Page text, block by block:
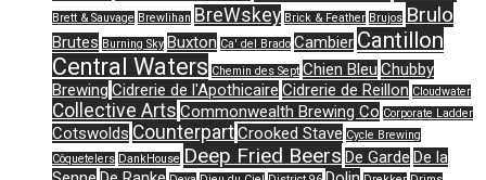
Brett & Sauvage Brewlihan BreWskey Brick & Feather Brujos Brulo
Brutes Burning Sky Buxton Ca' del Brado Cambier Cantillon
Central Waters Chemin des Sept Chien Bleu Chubby
Brewing Cidrerie de l'Apothicaire Cidrerie de Reillon Cloudwater
Collective Arts Commonwealth Brewing Co Corporate Ladder
Cotswolds CounterpartCrooked Stave Cycle Brewing
Côquetelers DankHouse Deep Fried Beers De Garde De la